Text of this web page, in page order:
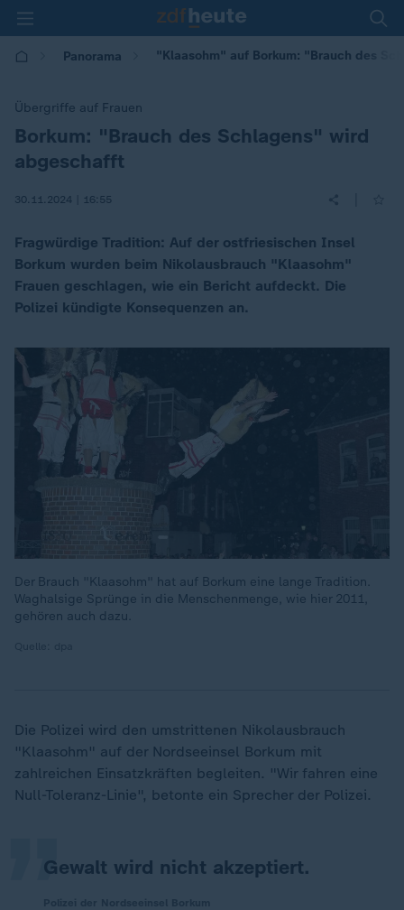
Panorama "Klaasohm" auf Borkum: "Brauch des
Übergriffe auf Frauen
:Borkum: "Brauch des Schlagens" wird
abgeschafft
30.11.2024 | 16:55
Fragwürdige Tradition: Auf der ostfriesischen Insel
Borkum wurden beim Nikolausbrauch "Klaasohm"
Frauen geschlagen, wie ein Bericht aufdeckt. Die
Polizei kündigte Konsequenzen an.
Der Brauch "Klaasohm" hat auf Borkum eine lange Tradition.
Waghalsige Sprünge in die Menschenmenge, wie hier 2011,
gehören auch dazu.
Die Polizei wird den umstrittenen Nikolausbrauch
"Klaasohm" auf der Nordseeinsel Borkum mit
zahlreichen Einsatzkräften begleiten. "Wir fahren eine
Null-Toleranz-Linie", betonte ein Sprecher der Polizei.
Gewalt wird nicht akzeptiert.
„